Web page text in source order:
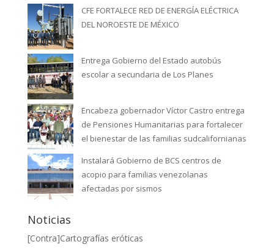
CFE FORTALECE RED DE ENERGÍA ELÉCTRICA
DEL NOROESTE DE MÉXICO
Entrega Gobierno del Estado autobús
escolar a secundaria de Los Planes
Encabeza gobernador Víctor Castro entrega
de Pensiones Humanitarias para fortalecer
el bienestar de las familias sudcalifornianas
Instalará Gobierno de BCS centros de
acopio para familias venezolanas
afectadas por sismos
Noticias
[Contra]Cartografías eróticas